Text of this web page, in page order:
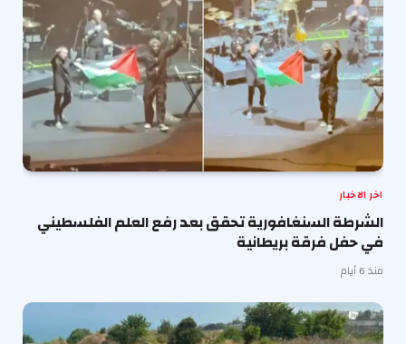
اخر الاخبار
الشرطة السنغافورية تحقق بعد رفع العلم الفلسطيني
في حفل فرقة بريطانية
منذ 6 أيام